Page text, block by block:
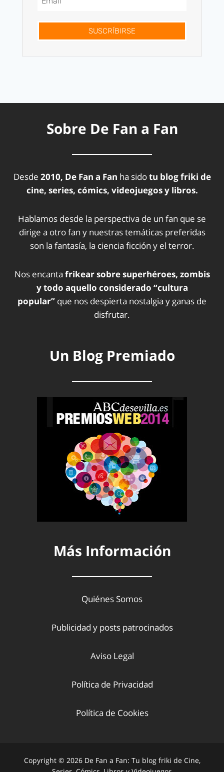
SUSCRÍBIRSE
Sobre De Fan a Fan
Desde 2010, De Fan a Fan ha sidotu blog friki de
cine, series, cómics, videojuegos y libros.
Hablamos desde la perspectiva de un fan que se
dirige a otro fan y nuestras temáticas preferidas
son la fantasía, la ciencia ficción y el terror.
Nos encanta frikear sobre superhéroes, zombis
y todo aquello considerado “cultura
popular” que nos despierta nostalgia y ganas de
disfrutar.
Un Blog Premiado
Más Información
Quiénes Somos
Publicidad y posts patrocinados
Aviso Legal
Política de Privacidad
Política de Cookies
Copyright © 2026 De Fan a Fan: Tu blog friki de Cine,